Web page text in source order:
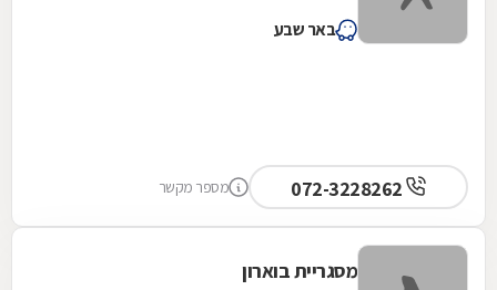
באר שבע
מספר מקשר
מסגריית בוארון